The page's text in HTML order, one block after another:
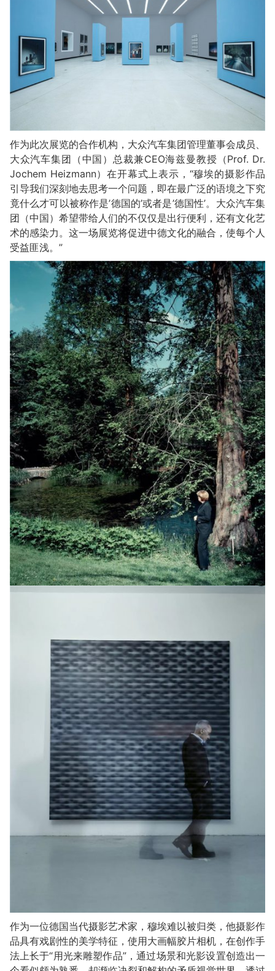
作为此次展览的合作机构，大众汽车集团管理董事会成员、
大众汽车集团（中国）总裁兼CEO海兹曼教授（Prof. Dr.
Jochem Heizmann）在开幕式上表示，“穆埃的摄影作品
引导我们深刻地去思考一个问题，即在最广泛的语境之下究
竟什么才可以被称作是’德国的’或者是’德国性’。大众汽车集
团（中国）希望带给人们的不仅仅是出行便利，还有文化艺
术的感染力。这一场展览将促进中德文化的融合，使每个人
受益匪浅。”
作为一位德国当代摄影艺术家，穆埃难以被归类，他摄影作
品具有戏剧性的美学特征，使用大画幅胶片相机，在创作手
法上长于“用光来雕塑作品”，通过场景和光影设置创造出一